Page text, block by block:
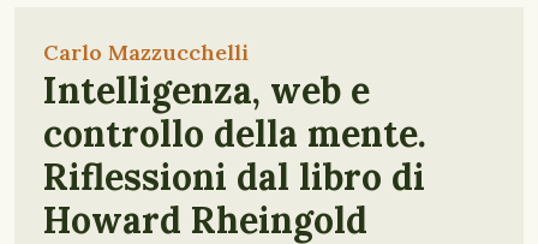
Carlo Mazzucchelli
Intelligenza, web e
controllo della mente.
Riflessioni dal libro di
Howard Rheingold